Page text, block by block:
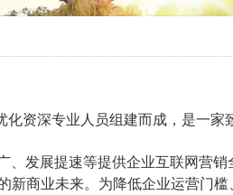
资深专业人员组建而成，是一家
、发展提速等提供企业互联网营
新商业未来。为降低企业运营门